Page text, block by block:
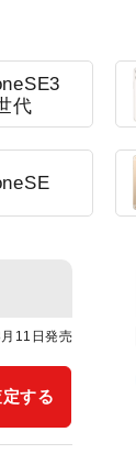
代
11日発売
する